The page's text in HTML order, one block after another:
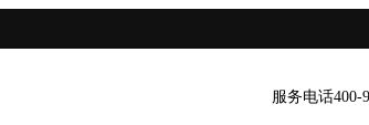
服务电话400-